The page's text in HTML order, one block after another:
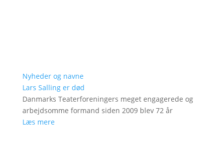
Nyheder og navne
Lars Salling er død
Danmarks Teaterforeningers meget engagerede og
arbejdsomme formand siden 2009 blev 72 år
Læs mere